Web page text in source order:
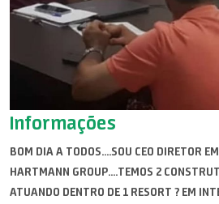
Informações
BOM DIA A TODOS....SOU CEO DIRETOR
HARTMANN GROUP....TEMOS 2
ATUANDO DENTRO DE 1 RESORT ? EM